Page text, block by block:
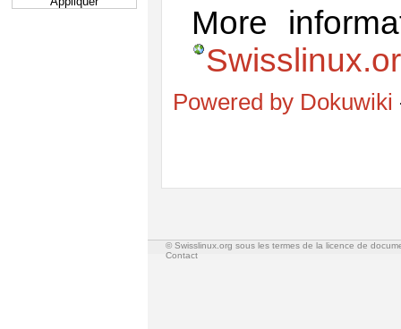
More
Powered by Dokuwiki
© Swisslinux.org sous les termes de la licence de
Contact